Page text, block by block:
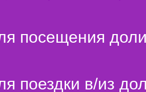
посещения
поездки в/из